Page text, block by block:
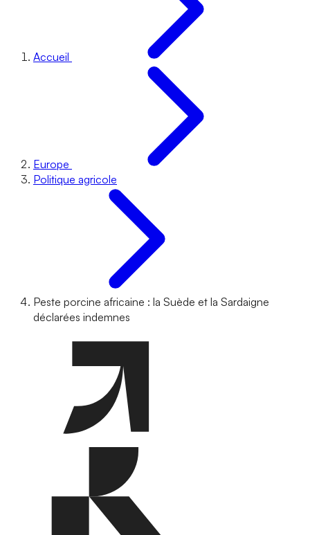
Accueil
Europe
Politique agricole
Peste porcine africaine : la Suède et la Sardaigne
déclarées indemnes